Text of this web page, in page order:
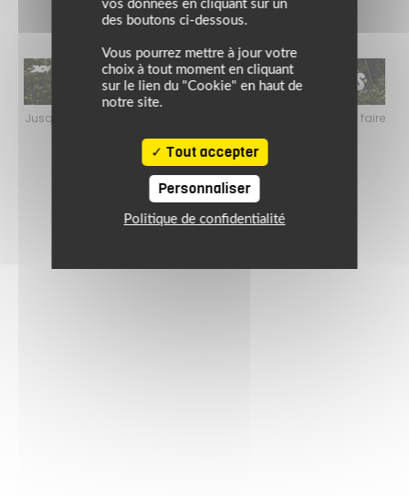
Jusqu’au 24 août 2026, profitez de l’ambiance estivale pour faire
vos données en cliquant sur un
des boutons ci-dessous.
Vous pourrez mettre à jour votre
choix à tout moment en cliquant
sur le lien du "Cookie" en haut de
notre site.
Tout accepter
Personnaliser
Politique de confidentialité